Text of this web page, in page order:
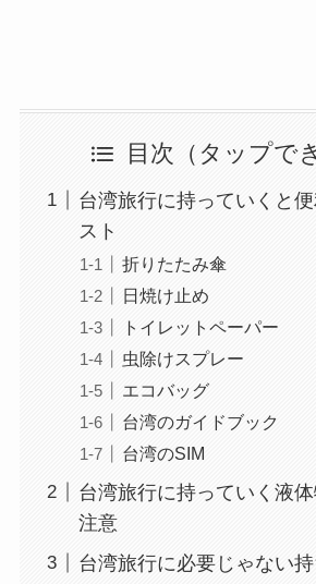
目次
台湾旅行に持っていくと
スト
折りたたみ傘
日焼け止め
トイレットペーパー
虫除けスプレー
エコバッグ
台湾のガイドブック
台湾のSIM
台湾旅行に持っていく液
注意
台湾旅行に必要じゃない